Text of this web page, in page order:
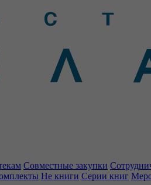
Совместные закупки
Не книги Серии книг